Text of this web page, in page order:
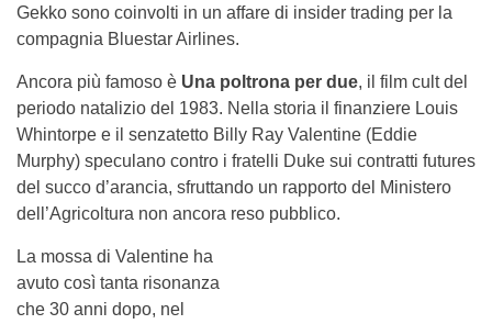
Gekko sono coinvolti in un affare di insider trading per la
compagnia Bluestar Airlines.
Ancora più famoso è Una poltrona per due, il film cult del
periodo natalizio del 1983. Nella storia il finanziere Louis
Whintorpe e il senzatetto Billy Ray Valentine (Eddie
Murphy) speculano contro i fratelli Duke sui contratti futures
del succo d’arancia, sfruttando un rapporto del Ministero
dell’Agricoltura non ancora reso pubblico.
La mossa di Valentine ha
avuto così tanta risonanza
che 30 anni dopo, nel